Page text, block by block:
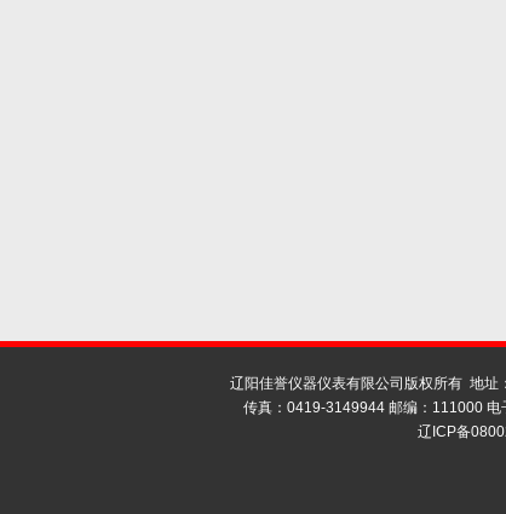
辽阳佳誉仪器仪表有限公司版权所有 地
传真：0419-3149944 邮编：111000 电
辽ICP备